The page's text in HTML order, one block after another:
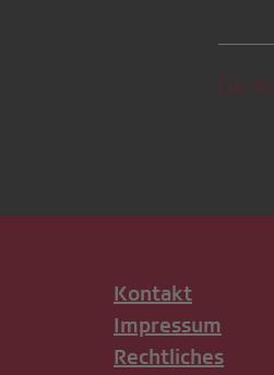
Die
Kontakt
Impressum
Rechtliches